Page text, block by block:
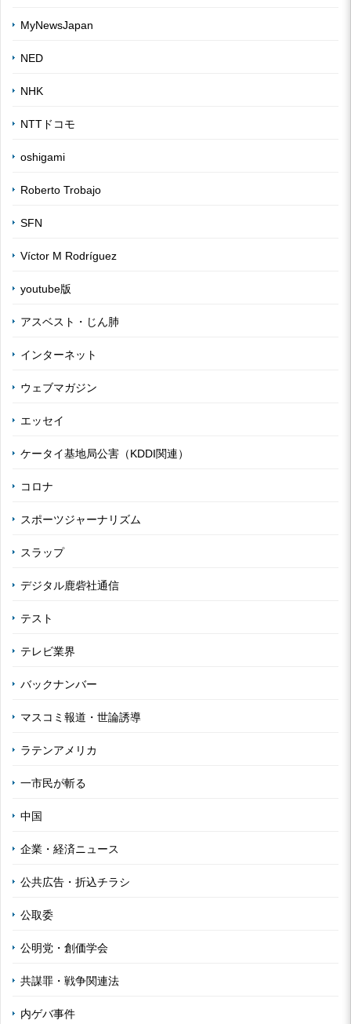
MyNewsJapan
NED
NHK
NTTドコモ
oshigami
Roberto Trobajo
SFN
Víctor M Rodríguez
youtube版
アスベスト・じん肺
インターネット
ウェブマガジン
エッセイ
ケータイ基地局公害（KDDI関連）
コロナ
スポーツジャーナリズム
スラップ
デジタル鹿砦社通信
テスト
テレビ業界
バックナンバー
マスコミ報道・世論誘導
ラテンアメリカ
一市民が斬る
中国
企業・経済ニュース
公共広告・折込チラシ
公取委
公明党・創価学会
共謀罪・戦争関連法
内ゲバ事件